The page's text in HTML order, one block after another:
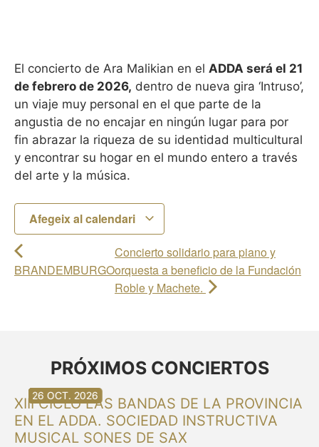
El concierto de Ara Malikian en el ADDA será el 21
de febrero de 2026, dentro de nueva gira ‘Intruso’,
un viaje muy personal en el que parte de la
angustia de no encajar en ningún lugar para por
fin abrazar la riqueza de su identidad multicultural
y encontrar su hogar en el mundo entero a través
del arte y la música.
Afegeix al calendari
BRANDEMBURGO
Concierto solidario para piano y
orquesta a beneficio de la Fundación
Roble y Machete.
PRÓXIMOS CONCIERTOS
XIII CICLO LAS BANDAS DE LA PROVINCIA
EN EL ADDA. SOCIEDAD INSTRUCTIVA
MUSICAL SONES DE SAX
30 AG. 2026
30 AG. 2026
13 SET. 2026
20 SET. 2026
20 SET. 2026
26 SET. 2026
03 OCT. 2026
16 OCT. 2026
26 OCT. 2026